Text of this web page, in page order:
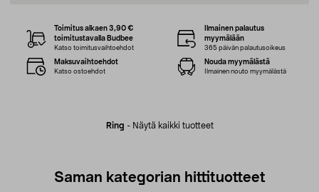
Ring - Näytä kaikki tuotteet
Toimitus alkaen 3,90 €
toimitustavalla Budbee
Katso toimitusvaihtoehdot
Ilmainen palautus
myymälään
365 päivän palautusoikeus
Maksuvaihtoehdot
Katso ostoehdot
Nouda myymälästä
Ilmainen nouto myymälästä
Saman kategorian hittituotteet